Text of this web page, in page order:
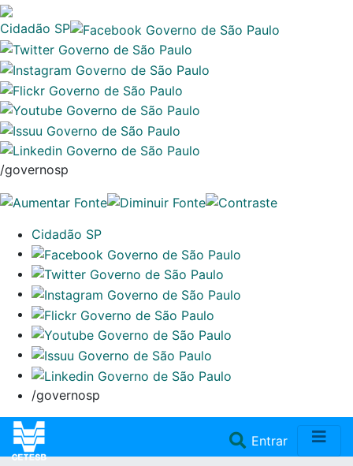
Cidadão SP
/governosp
Cidadão SP
/governosp
Entrar(current)